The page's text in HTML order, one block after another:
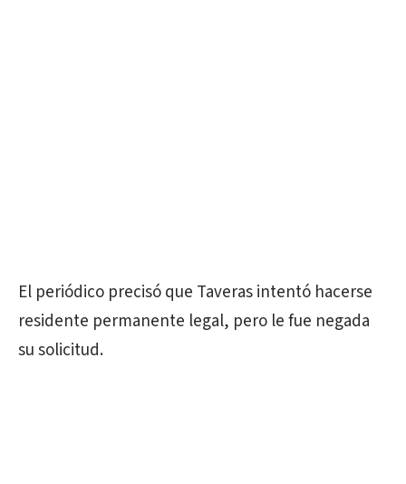
El periódico precisó que Taveras intentó hacerse
residente permanente legal, pero le fue negada
su solicitud.